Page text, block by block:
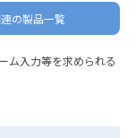
連の製品一覧
ム入力等を求められる